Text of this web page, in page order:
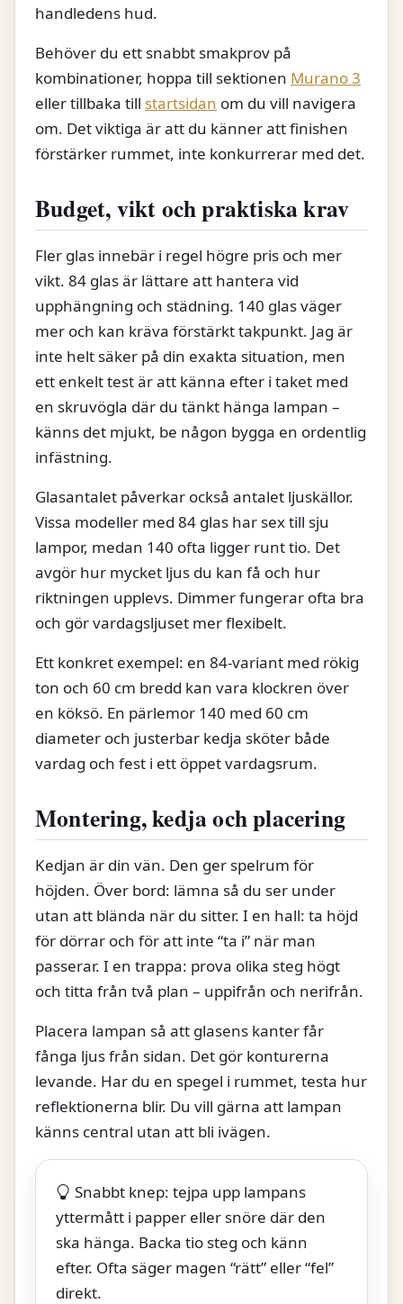
handledens hud.
Behöver du ett snabbt smakprov på
kombinationer, hoppa till sektionen Murano 3
eller tillbaka till startsidan om du vill navigera
om. Det viktiga är att du känner att finishen
förstärker rummet, inte konkurrerar med det.
Budget, vikt och praktiska krav
Fler glas innebär i regel högre pris och mer
vikt. 84 glas är lättare att hantera vid
upphängning och städning. 140 glas väger
mer och kan kräva förstärkt takpunkt. Jag är
inte helt säker på din exakta situation, men
ett enkelt test är att känna efter i taket med
en skruvögla där du tänkt hänga lampan –
känns det mjukt, be någon bygga en ordentlig
infästning.
Glasantalet påverkar också antalet ljuskällor.
Vissa modeller med 84 glas har sex till sju
lampor, medan 140 ofta ligger runt tio. Det
avgör hur mycket ljus du kan få och hur
riktningen upplevs. Dimmer fungerar ofta bra
och gör vardagsljuset mer flexibelt.
Ett konkret exempel: en 84-variant med rökig
ton och 60 cm bredd kan vara klockren över
en köksö. En pärlemor 140 med 60 cm
diameter och justerbar kedja sköter både
vardag och fest i ett öppet vardagsrum.
Montering, kedja och placering
Kedjan är din vän. Den ger spelrum för
höjden. Över bord: lämna så du ser under
utan att blända när du sitter. I en hall: ta höjd
för dörrar och för att inte “ta i” när man
passerar. I en trappa: prova olika steg högt
och titta från två plan – uppifrån och nerifrån.
Placera lampan så att glasens kanter får
fånga ljus från sidan. Det gör konturerna
levande. Har du en spegel i rummet, testa hur
reflektionerna blir. Du vill gärna att lampan
känns central utan att bli ivägen.
Snabbt knep: tejpa upp lampans
yttermått i papper eller snöre där den
ska hänga. Backa tio steg och känn
efter. Ofta säger magen “rätt” eller “fel”
direkt.